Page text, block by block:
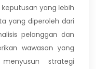
yang lebih
yang diperoleh dari
pelanggan dan
wawasan yang
strategi